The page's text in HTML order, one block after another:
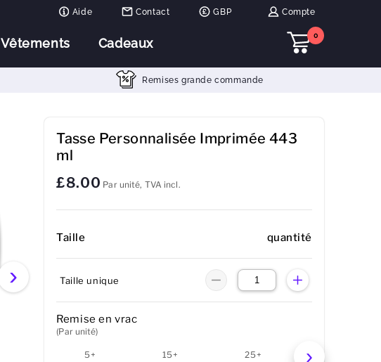
Aide Contact GBP Compte
Vêtements Cadeaux
0
Remises grande commande
›
Tasse Personnalisée Imprimée 443
ml
£8.00 Par unité, TVA incl.
Taille quantité
Taille unique
Remise en vrac
(Par unité)
5+ 15+ 25+